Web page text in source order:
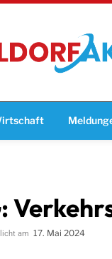
am 17. Mai 2024